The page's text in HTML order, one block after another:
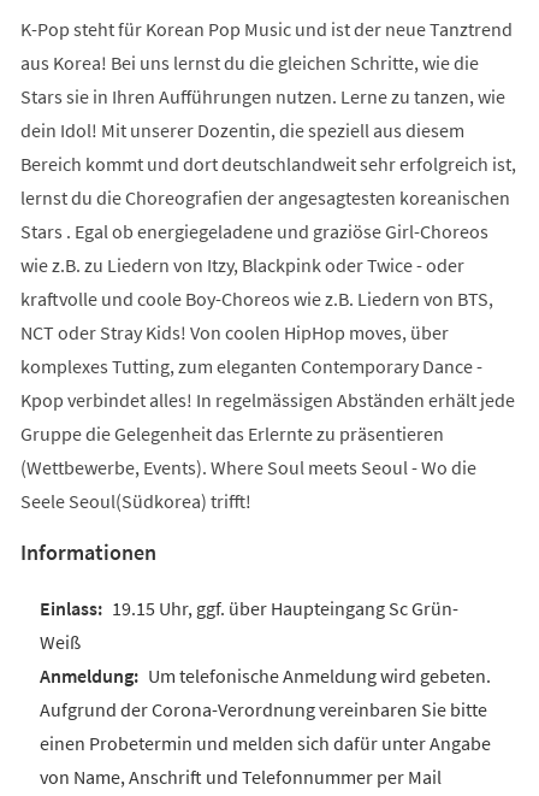
K-Pop steht für Korean Pop Music und ist der neue Tanztrend
aus Korea! Bei uns lernst du die gleichen Schritte, wie die
Stars sie in Ihren Aufführungen nutzen. Lerne zu tanzen, wie
dein Idol! Mit unserer Dozentin, die speziell aus diesem
Bereich kommt und dort deutschlandweit sehr erfolgreich ist,
lernst du die Choreografien der angesagtesten koreanischen
Stars . Egal ob energiegeladene und graziöse Girl-Choreos
wie z.B. zu Liedern von Itzy, Blackpink oder Twice - oder
kraftvolle und coole Boy-Choreos wie z.B. Liedern von BTS,
NCT oder Stray Kids! Von coolen HipHop moves, über
komplexes Tutting, zum eleganten Contemporary Dance -
Kpop verbindet alles! In regelmässigen Abständen erhält jede
Gruppe die Gelegenheit das Erlernte zu präsentieren
(Wettbewerbe, Events). Where Soul meets Seoul - Wo die
Seele Seoul(Südkorea) trifft!
Informationen
19.15 Uhr, ggf. über Haupteingang Sc Grün-
Weiß
Um telefonische Anmeldung wird gebeten.
Aufgrund der Corona-Verordnung vereinbaren Sie bitte
einen Probetermin und melden sich dafür unter Angabe
von Name, Anschrift und Telefonnummer per Mail